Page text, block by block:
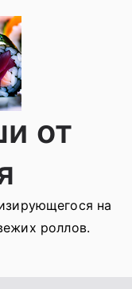
от
на
роллов.